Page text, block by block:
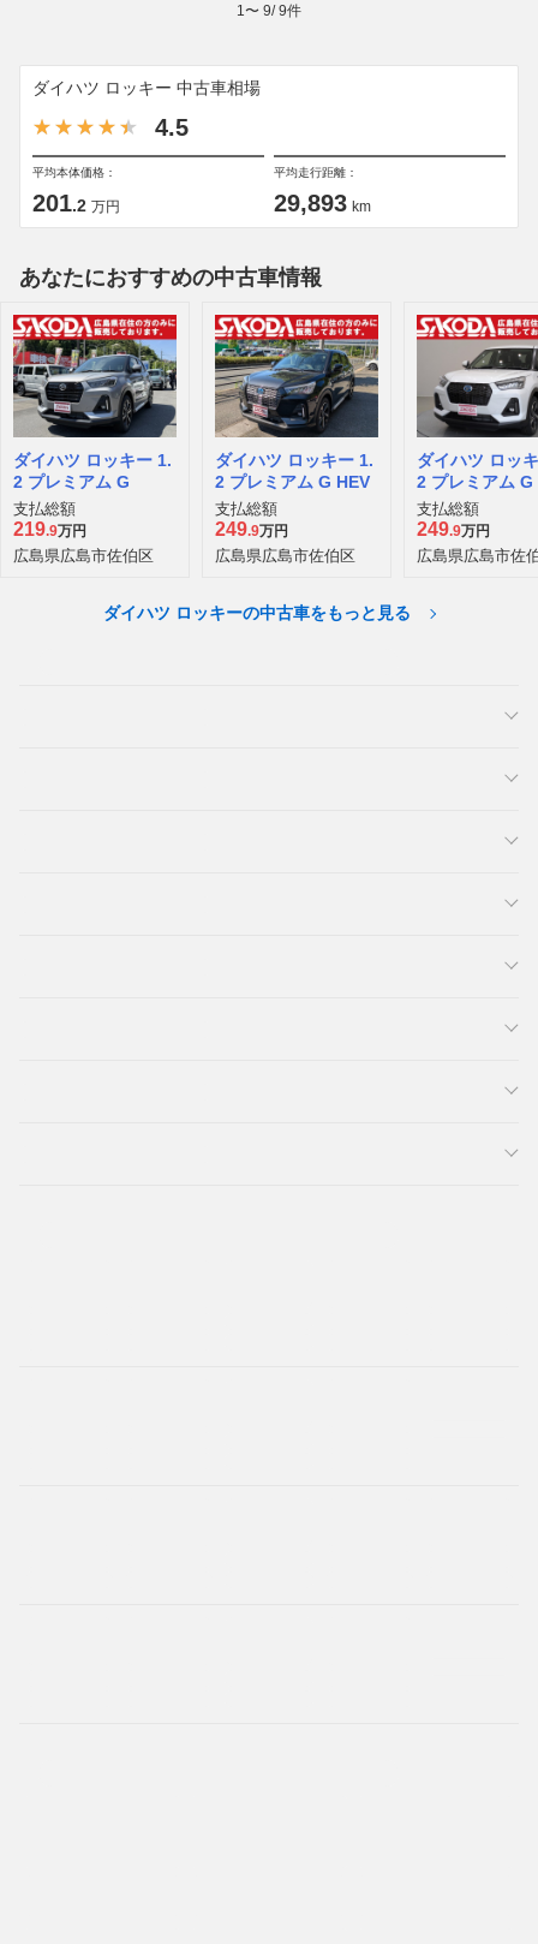
1 〜 9/9件
ダイハツ ロッキー 中古車相場
4.5
平均本体価格：
201.2 万円
平均走行距離：
29,893 km
あなたにおすすめの中古車情報
ダイハツ ロッキー 1.
2 プレミアム G
支払総額
219.9万円
広島県広島市佐伯区
ダイハツ ロッキー 1.
2 プレミアム G HEV
支払総額
249.9万円
広島県広島市佐伯区
ダイハツ ロッ
2 プレミアム G
支払総額
249.9万円
広島県広島市佐
ダイハツ ロッキーの中古車をもっと見る